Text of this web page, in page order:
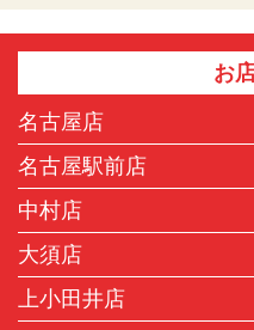
お
名古屋店
名古屋駅前店
中村店
大須店
上小田井店